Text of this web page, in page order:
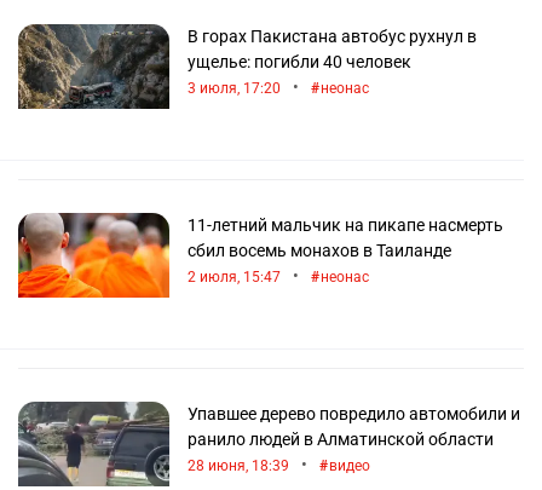
В горах Пакистана автобус рухнул в
ущелье: погибли 40 человек
3 июля, 17:20 • неонас
11-летний мальчик на пикапе насмерть
сбил восемь монахов в Таиланде
2 июля, 15:47 • неонас
Упавшее дерево повредило автомобили и
ранило людей в Алматинской области
28 июня, 18:39 • видео